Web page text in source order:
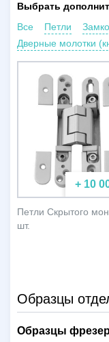
Выбрать
Все
Петли
Дверные молотки
+ 10
Петли Скрытого
шт.
Образцы
Образцы